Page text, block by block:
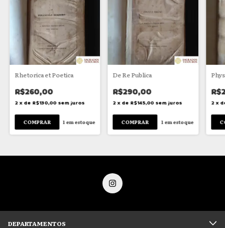
Rhetorica et Poetica
R$260,00
2 x de R$130,00 sem juros
1 em estoque
De Re Publica
R$290,00
2 x de R$145,00 sem juros
1 em estoque
2 x
DEPARTAMENTOS